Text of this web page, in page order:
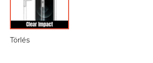
Törlés